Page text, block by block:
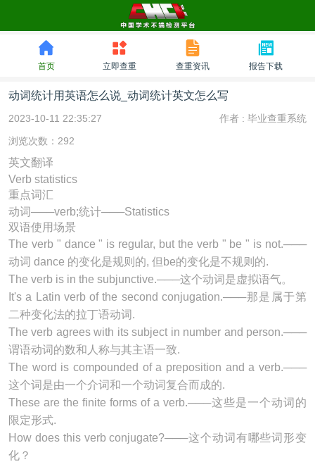
首页 立即查重 查重资讯 报告下载
动词统计用英语怎么说_动词统计英文怎么写
2023-10-11 22:35:27 作者 : 毕业查重系统
浏览次数：292
英文翻译
Verb statistics
重点词汇
动词───verb;统计───Statistics
双语使用场景
The verb " dance " is regular, but the verb " be " is not.───
动词 dance 的变化是规则的, 但be的变化是不规则的.
The verb is in the subjunctive.───这个动词是虚拟语气。
It's a Latin verb of the second conjugation.───那是属于第
二种变化法的拉丁语动词.
Theverb agrees with its subject in number and person.───
谓语动词的数和人称与其主语一致.
The word is compounded of a preposition and a verb.───
这个词是由一个介词和一个动词复合而成的.
These are the finite forms of a verb.───这些是一个动词的
限定形式.
How does this verb conjugate?───这个动词有哪些词形变
化？